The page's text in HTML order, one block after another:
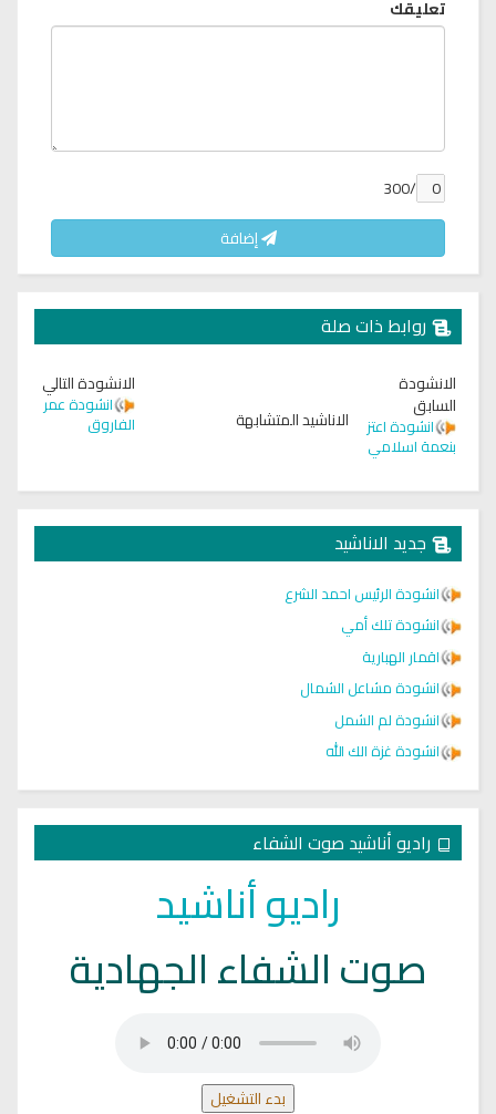
تعليقك
/300
إضافة
روابط ذات صلة
الانشودة
السابق
انشودة اعتز
بنعمة اسلامي
الاناشيد المتشابهة
الانشودة التالي
انشودة عمر
الفاروق
جديد الاناشيد
انشودة الرئيس احمد الشرع
انشودة تلك أمي
اقمار الهبارية
انشودة مشاعل الشمال
انشودة لم الشمل
انشودة غزة الك الله
راديو أناشيد صوت الشفاء
راديو أناشيد
صوت الشفاء الجهادية
بدء التشغيل